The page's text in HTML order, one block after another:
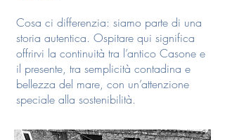
Cosa ci differenzia: siamo parte di una
storia autentica. Ospitare qui significa
offrirvi la continuità tra l’antico Casone e
il presente, tra semplicità contadina e
bellezza del mare, con un’attenzione
speciale alla sostenibilità.